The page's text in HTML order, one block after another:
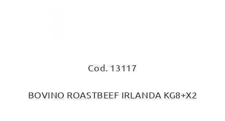
Cod. 13117
BOVINO ROASTBEEF IRLANDA KG8+X2